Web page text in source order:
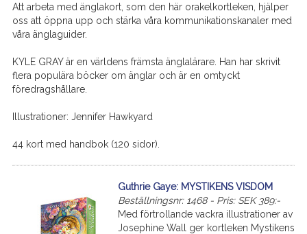
Att arbeta med änglakort, som den här orakelkortleken, hjälper
oss att öppna upp och stärka våra kommunikationskanaler med
våra änglaguider.
KYLE GRAY är en världens främsta änglalärare. Han har skrivit
flera populära böcker om änglar och är en omtyckt
föredragshållare.
Illustrationer: Jennifer Hawkyard
44 kort med handbok (120 sidor).
Guthrie Gaye: MYSTIKENS VISDOM
Beställningsnr: 1468 - Pris: SEK 389:-
Med förtrollande vackra illustrationer av
Josephine Wall ger kortleken Mystikens